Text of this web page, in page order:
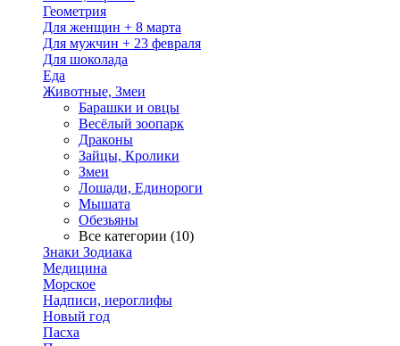
Геометрия
Для женщин + 8 марта
Для мужчин + 23 февраля
Для шоколада
Еда
Животные, Змеи
Барашки и овцы
Весёлый зоопарк
Драконы
Зайцы, Кролики
Змеи
Лошади, Единороги
Мышата
Обезьяны
Все категории (10)
Знаки Зодиака
Медицина
Морское
Надписи, иероглифы
Новый год
Пасха